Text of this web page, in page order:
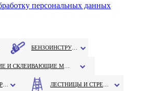
персональных данных